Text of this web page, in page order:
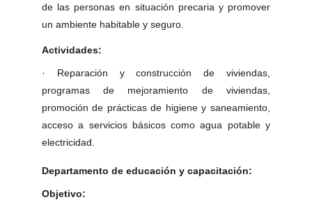
de las personas en situación precaria y promover
un ambiente habitable y seguro.
Actividades:
·
Reparación y construcción de viviendas,
programas de mejoramiento de viviendas,
promoción de prácticas de higiene y saneamiento,
acceso a servicios básicos como agua potable y
electricidad.
Departamento de educación y capacitación:
Objetivo: